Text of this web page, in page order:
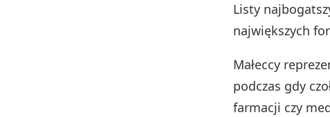
Listy
największych
Małeccy
podczas gdy
farmacji czy